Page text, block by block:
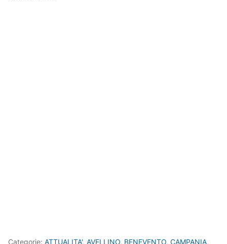
Categorie: ATTUALITA', AVELLINO, BENEVENTO, CAMPANIA,